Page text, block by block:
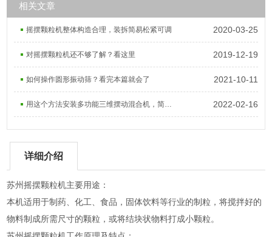
相关文章
摇摆颗粒机整体构造合理，装拆简易松紧可调 2020-03-25
对摇摆颗粒机还不够了解？看这里 2019-12-19
如何操作圆形振动筛？看完本篇就会了 2021-10-11
用这个方法安装多功能三维摆动混合机，简单易懂 2022-02-16
详细介绍
苏州摇摆颗粒机主要用途：
本机适用于制药、化工、食品，固体饮料等行业的制粒，将搅拌好的
物料制成所需尺寸的颗粒，或将结块状物料打成小颗粒。